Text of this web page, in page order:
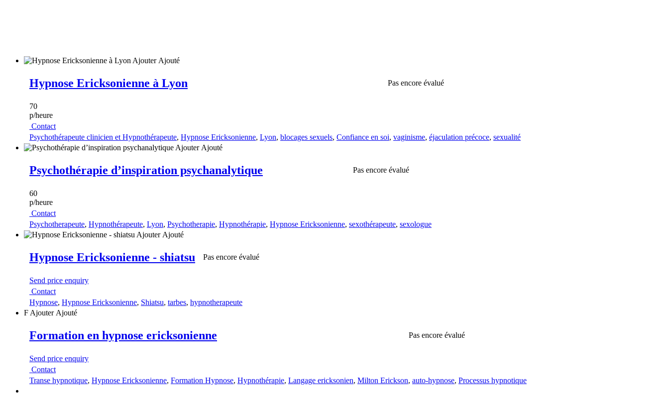
Ajouter Ajouté
Hypnose Ericksonienne à Lyon Pas encore évalué
70
p/heure
Contact
Psychothérapeute clinicien et Hypnothérapeute, Hypnose Ericksonienne, Lyon, blocages sexuels, Confiance en soi, vaginisme, éjaculation précoce, sexualité
Ajouter Ajouté
Psychothérapie d’inspiration psychanalytique Pas encore évalué
60
p/heure
Contact
Psychotherapeute, Hypnothérapeute, Lyon, Psychotherapie, Hypnothérapie, Hypnose Ericksonienne, sexothérapeute, sexologue
Ajouter Ajouté
Hypnose Ericksonienne - shiatsu Pas encore évalué
Send price enquiry
Contact
Hypnose, Hypnose Ericksonienne, Shiatsu, tarbes, hypnotherapeute
F Ajouter Ajouté
Formation en hypnose ericksonienne Pas encore évalué
Send price enquiry
Contact
Transe hypnotique, Hypnose Ericksonienne, Formation Hypnose, Hypnothérapie, Langage ericksonien, Milton Erickson, auto-hypnose, Processus hypnotique